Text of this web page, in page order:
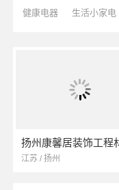
健康电器
生活小家电
江苏 / 扬州